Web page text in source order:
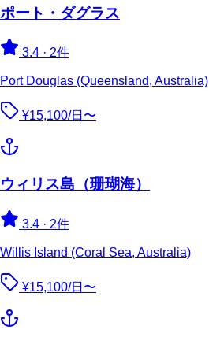
ポート・ダグラス
3.4 · 2件
Port Douglas (Queensland, Australia)
¥15,100/日〜
ウィリス島（珊瑚海）
3.4 · 2件
Willis Island (Coral Sea, Australia)
¥15,100/日〜